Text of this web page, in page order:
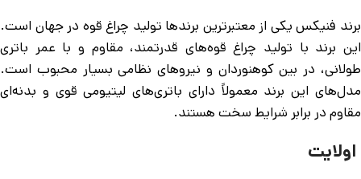
برند فنیکس یکی از معتبرترین برندها تولید چراغ قوه در جهان است.
این برند با تولید چراغ قوه‌های قدرتمند، مقاوم و با عمر باتری
طولانی، در بین کوهنوردان و نیروهای نظامی بسیار محبوب است.
مدل‌های این برند معمولاً دارای باتری‌های لیتیومی قوی و بدنه‌ای
مقاوم در برابر شرایط سخت هستند.
اولایت